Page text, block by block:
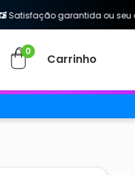
garantida ou seu dinheiro
0
Carrinho